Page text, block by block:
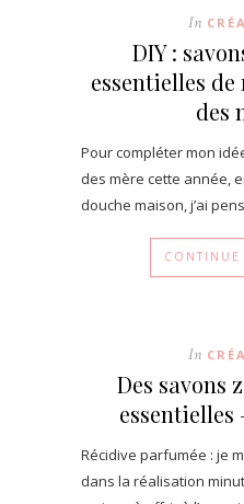
In
DIY :
essentielles
des
Pour compléter mon
des mère cette année,
douche maison, j’ai
In
Des savons
essentielles
Récidive parfumée : je
dans la réalisation